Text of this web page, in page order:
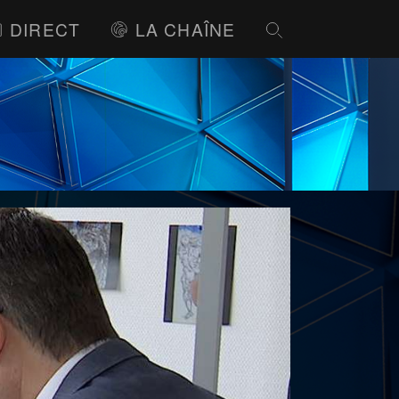
DIRECT LA CHAÎNE